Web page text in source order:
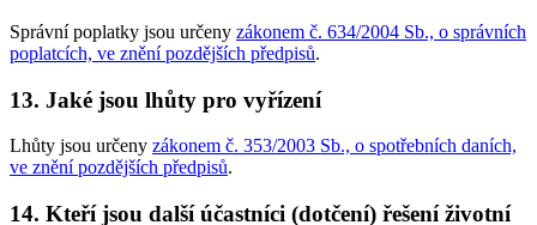
Správní poplatky jsou určeny zákonem č. 634/2004 Sb., o správních
poplatcích, ve znění pozdějších předpisů.
13. Jaké jsou lhůty pro vyřízení
Lhůty jsou určeny zákonem č. 353/2003 Sb., o spotřebních daních,
ve znění pozdějších předpisů.
14. Kteří jsou další účastníci (dotčení) řešení životní